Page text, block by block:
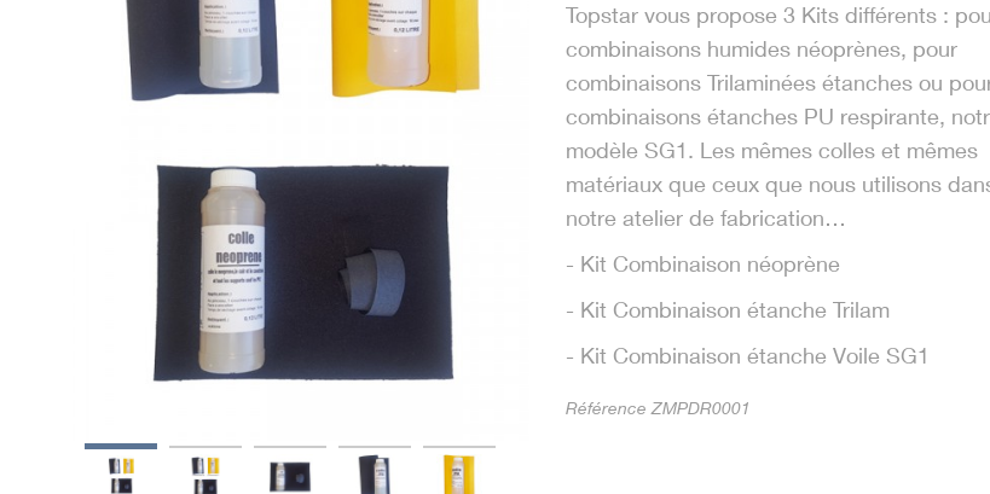
Topstar vous propose 3 Kits différents :
combinaisons humides néoprènes, pour
combinaisons Trilaminées étanches ou
combinaisons étanches PU respirante,
modèle SG1. Les mêmes colles et mêmes
matériaux que ceux que nous utilisons
notre atelier de fabrication…
- Kit Combinaison néoprène
- Kit Combinaison étanche Trilam
- Kit Combinaison étanche Voile SG1
Référence ZMPDR0001